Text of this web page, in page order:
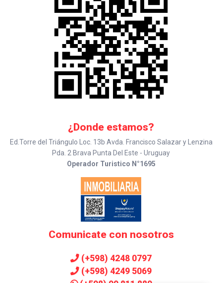
¿Donde estamos?
Ed.Torre del Triángulo Loc. 13b Avda. Francisco Salazar y Lenzina
Pda. 2 Brava Punta Del Este - Uruguay
Operador Turistico N°1695
Comunicate con nosotros
(+598) 4248 0797
(+598) 4249 5069